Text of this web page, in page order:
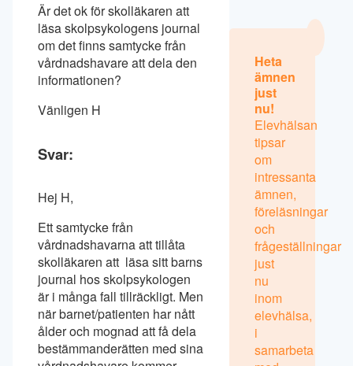
Är det ok för skolläkaren att
läsa skolpsykologens journal
om det finns samtycke från
vårdnadshavare att dela den
informationen?
Vänligen H
Svar:
Hej H,
Ett samtycke från
vårdnadshavarna att tillåta
skolläkaren att läsa sitt barns
journal hos skolpsykologen
är i många fall tillräckligt. Men
när barnet/patienten har nått
ålder och mognad att få dela
bestämmanderätten med sina
Heta
ämnen
just
nu!
Elevhälsan
tipsar
om
intressanta
ämnen,
föreläsningar
och
frågeställningar
just
nu
inom
elevhälsa,
i
samarbeta